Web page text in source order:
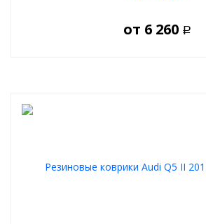
от 6 260 Р